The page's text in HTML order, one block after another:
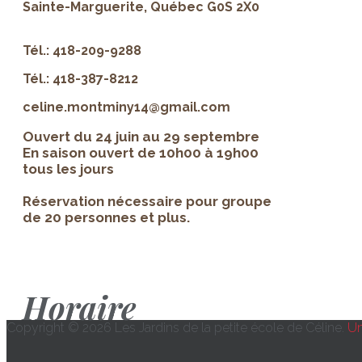
Sainte-Marguerite, Québec G0S 2X0
Tél.: 418-209-9288
Tél.: 418-387-8212
celine.montminy14@gmail.com
Ouvert du 24 juin au 29 septembre
En saison ouvert de 10h00 à 19h00
tous les jours
Réservation nécessaire pour groupe
de 20 personnes et plus.
Horaire
Copyright © 2026 Les Jardins de la petite école de Céline.